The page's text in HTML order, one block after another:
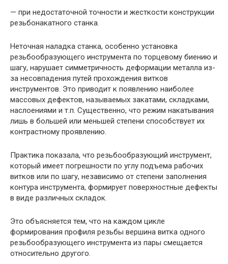
— при недостаточной точности и жесткости конструкции
резьбонакатного станка.
Неточная наладка станка, особенно установка
резьбообразующего инструмента по торцевому биению и
шагу, нарушает симметричность деформации металла из-
за несовпадения путей прохождения витков
инструментов. Это приводит к появлению наиболее
массовых дефектов, называемых закатами, складками,
наслоениями и т.п. Существенно, что режим накатывания
лишь в большей или меньшей степени способствует их
контрастному проявлению.
Практика показала, что резьбообразующий инструмент,
который имеет погрешности по углу подъема рабочих
витков или по шагу, независимо от степени заполнения
контура инструмента, формирует поверхностные дефекты
в виде различных складок.
Это объясняется тем, что на каждом цикле
формирования профиля резьбы вершина витка одного
резьбообразующего инструмента из пары смещается
относительно другого.